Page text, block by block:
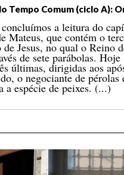
Tempo Comum (ciclo A):
domingo passado narrava-
dos pães para uma
deserto, que terminou
cheios de sobras. A
se o conhecido
caminha sobre o mar.